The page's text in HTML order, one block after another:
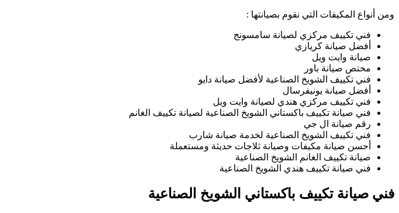
ومن أنواع المكيفات التي نقوم بصيانتها :
فني تكييف مركزي لصيانة سامسونج
أفضل صيانة كريازي
صيانة وايت ويل
مختص صيانة باور
فني تكييف الشويخ الصناعية لأفضل صيانة دايو
أفضل صيانة يونيفرسال
فني تكييف مركزي هندي لصيانة وايت ويل
فني صيانة تكييف باكستاني الشويخ الصناعية لصيانة تكييف الغانم
رقم صيانة ال جي
فني تكييف الشويخ الصناعية لخدمة صيانة شارب
أحسن صيانة مكيفات وصيانة ثلاجات حديثة ومستعملة
صيانة تكييف الغانم الشويخ الصناعية
فني صيانة تكييف هندي الشويخ الصناعية
فني صيانة تكييف باكستاني الشويخ الصناعية